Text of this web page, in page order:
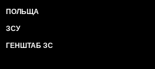
ПОЛЬЩА
ЗСУ
ГЕНШТАБ ЗС